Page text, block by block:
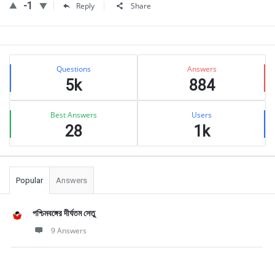
-1 Reply Share
Sidebar
Stats Questions
5k
Answers
884
Best Answers
28
Users
1k
Popular Answers
পশ্চিমবঙ্গের দীর্ঘতম সেতু
9 Answers